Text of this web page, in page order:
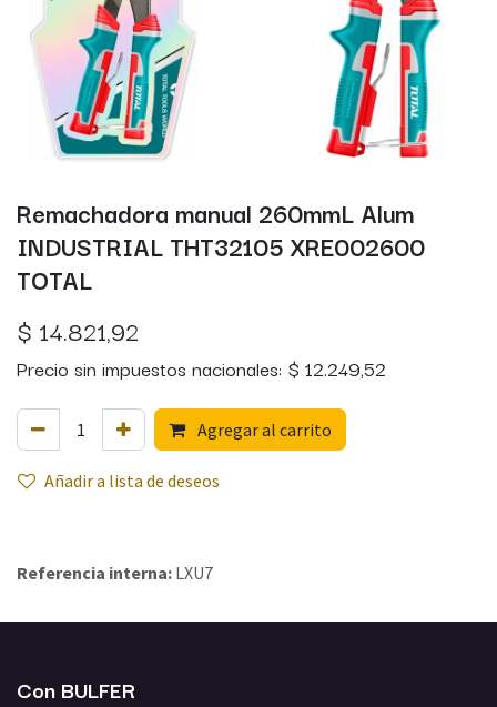
Remachadora manual 260mmL Alum
INDUSTRIAL THT32105 XRE002600
TOTAL
$ 14.821,92
Precio sin impuestos nacionales: $ 12.249,52
Agregar al carrito
Añadir a lista de deseos
Referencia interna: LXU7
Con BULFER